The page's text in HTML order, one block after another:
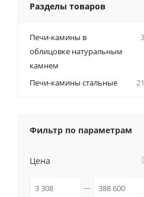
Разделы товаров
Печи-камины в
облицовке натуральным
камнем
3
Печи-камины стальные 21
Фильтр по параметрам
Цена